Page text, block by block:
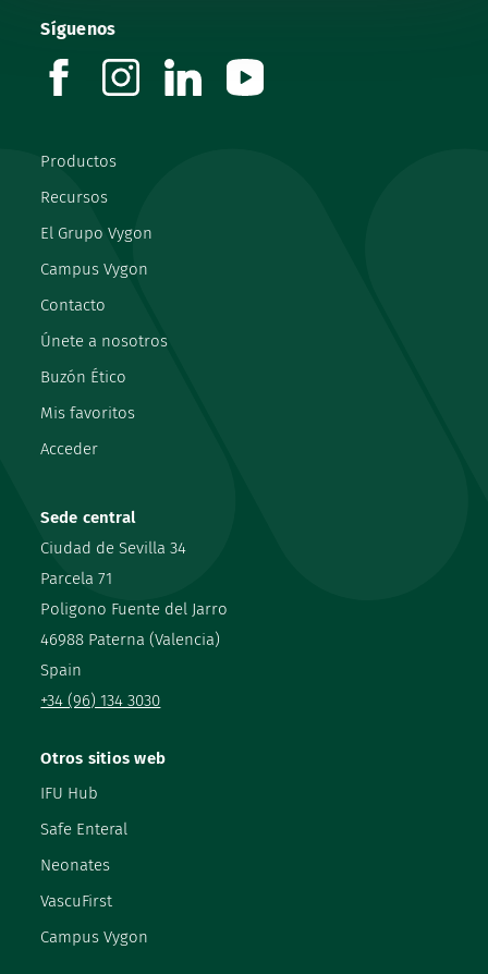
Sede central
Ciudad de Sevilla 34
Parcela 71
Poligono Fuente del Jarro
46988 Paterna (Valencia)
Spain
+34 (96) 134 3030
Productos
Recursos
El Grupo Vygon
Campus Vygon
Contacto
Únete a nosotros
Buzón Ético
Mis favoritos
Acceder
Otros sitios web
IFU Hub
Safe Enteral
Neonates
VascuFirst
Campus Vygon
Síguenos
facebookinstagramlinkedin